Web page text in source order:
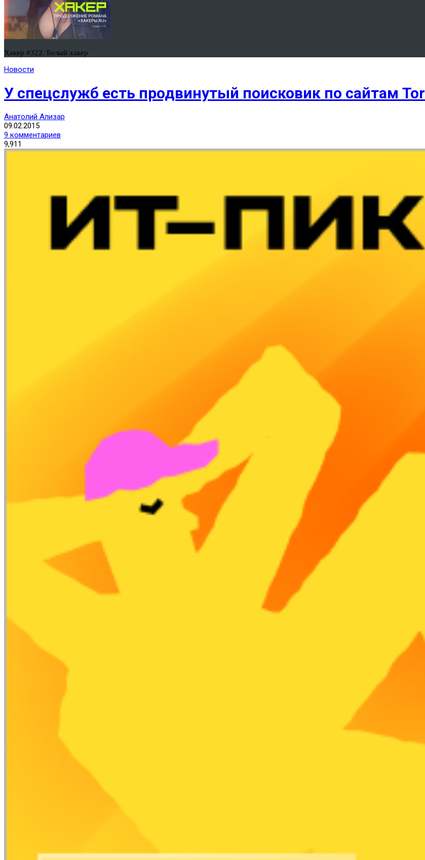
Хакер #322. Белый хакер
Новости
У спецслужб есть продвинутый поисковик по сайтам Tor
Анатолий Ализар
09.02.2015
9 комментариев
9,911